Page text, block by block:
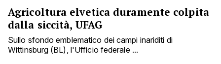
Agricoltura elvetica duramente colpita
dalla siccità, UFAG
Sullo sfondo emblematico dei campi inariditi di
Wittinsburg (BL), l'Ufficio federale ...